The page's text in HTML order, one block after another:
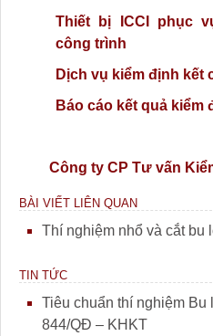
Thiết bị ICCI phục
công trình
Dịch vụ kiểm định kết
Báo cáo kết quả kiểm
Công ty CP Tư vấn
BÀI VIẾT LIÊN QUAN
Thí nghiệm nhổ và cắt bu
TIN TỨC
Tiêu chuẩn thí nghiệm Bu
844/QĐ – KHKT